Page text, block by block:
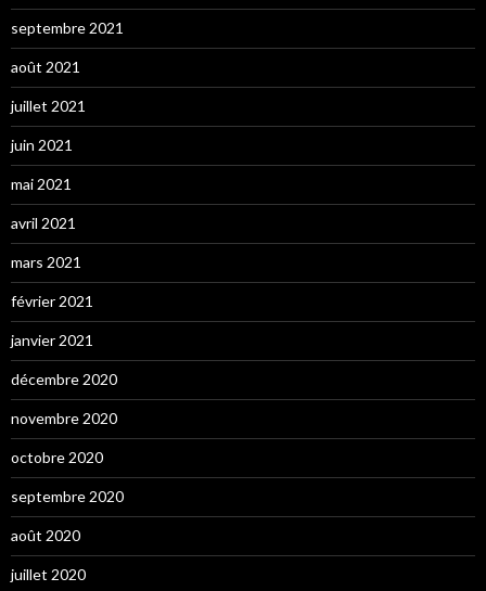
septembre 2021
août 2021
juillet 2021
juin 2021
mai 2021
avril 2021
mars 2021
février 2021
janvier 2021
décembre 2020
novembre 2020
octobre 2020
septembre 2020
août 2020
juillet 2020